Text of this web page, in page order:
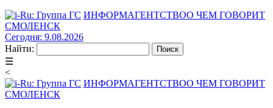
ИНФОРМАГЕНТСТВОО ЧЕМ ГОВОРИТ
СМОЛЕНСК
Сегодня: 9.08.2026
Найти:
☰
<
ИНФОРМАГЕНТСТВОО ЧЕМ ГОВОРИТ
СМОЛЕНСК